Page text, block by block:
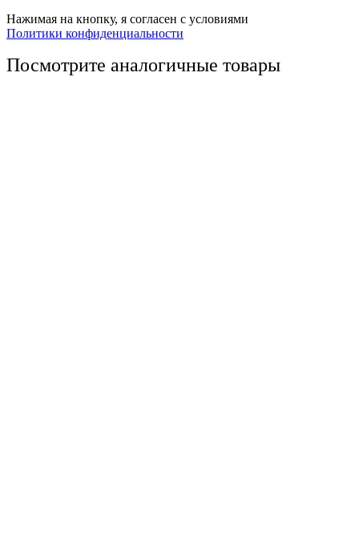
Нажимая на кнопку, я согласен с условиями
Политики конфиденциальности
Посмотрите аналогичные товары